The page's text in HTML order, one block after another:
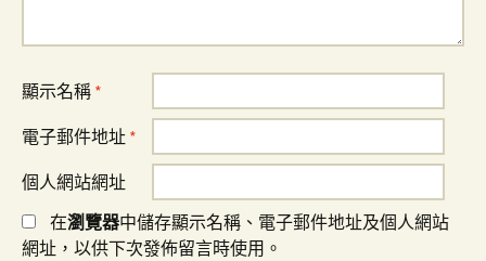
顯示名稱 *
電子郵件地址 *
個人網站網址
在瀏覽器中儲存顯示名稱、電子郵件地址及個人網站
網址，以供下次發佈留言時使用。